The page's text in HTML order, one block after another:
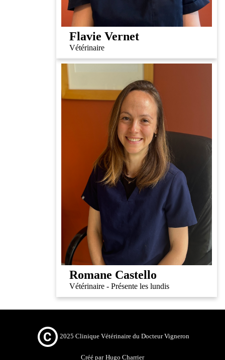
Flavie Vernet
Vétérinaire
Romane Castello
Vétérinaire - Présente les lundis
2025 Clinique Vétérinaire du Docteur Vigneron
Créé par Hugo Charrier